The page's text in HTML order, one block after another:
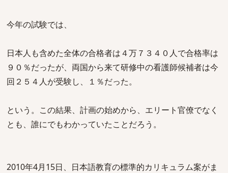
今年の試験では、
日本人も含めた全体の合格者は４万７３４０人で合格率は
９０％だったが、両国から来て研修中の看護師候補者は今
回２５４人が受験し、１％だった。
という。この結果、計画の始めから、エリート官僚でなく
とも、誰にでもわかっていたことだろう。
2010年4月15日、日本語教育の標準的カリキュラム案がま